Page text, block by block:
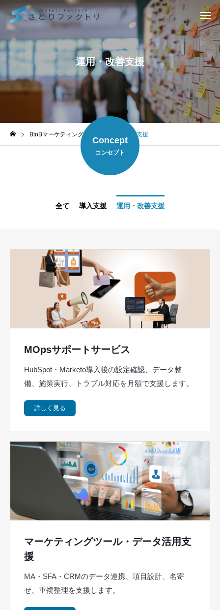
運用・改善支援
BtoBマーケティング支援 運用・改善支援
Concept
コンセプト
全て 導入支援 運用・改善支援
MOpsサポートサービス
HubSpot・Marketo導入後の設定確認、データ整
備、施策実行、トラブル対応を月額で支援します。
詳しく見る
マーケティングツール・データ活用支
援
MA・SFA・CRMのデータ連携、項目設計、名寄
せ、重複整理を支援します。